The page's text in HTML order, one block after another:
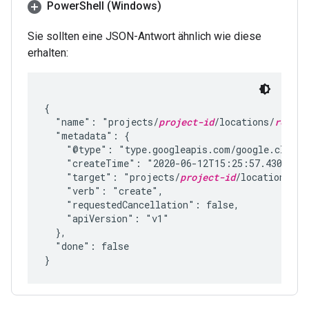
PowerShell (Windows)
Sie sollten eine JSON-Antwort ähnlich wie diese
erhalten:
{
  "name": "projects/
project-id/locations/region
  "metadata": {
"@type": "type.googleapis.com/
"createTime": "2020-06-
    "target": "projects/
project-id/locations/
    "verb": "create",
    "requestedCancellation": false,
    "apiVersion": "v1"
  },
  "done": false